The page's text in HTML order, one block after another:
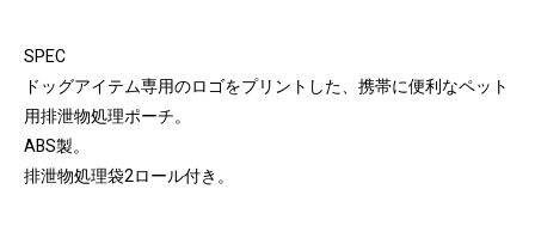
SPEC
ドッグアイテム専用のロゴをプリントした、携帯に便利なペット
用排泄物処理ポーチ。
ABS製。
排泄物処理袋2ロール付き。